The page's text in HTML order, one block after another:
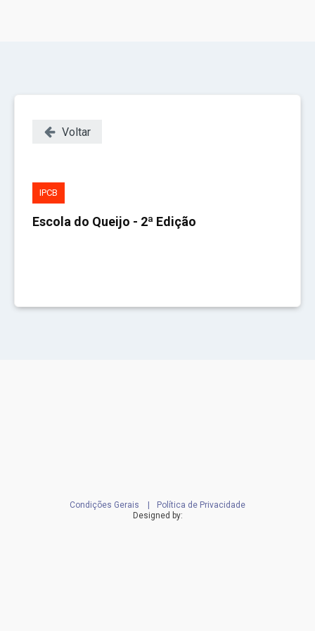
Voltar
IPCB
Escola do Queijo - 2ª Edição
Condições Gerais
Política de Privacidade
Designed by: